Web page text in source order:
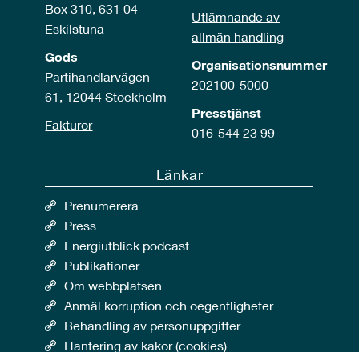
Box 310, 631 04
Eskilstuna
Gods
Partihandlarvägen
61, 12044 Stockholm
Fakturor
Utlämnande av
allmän handling
Organisationsnummer
202100-5000
Presstjänst
016-544 23 99
Länkar
Prenumerera
Press
Energiutblick podcast
Publikationer
Om webbplatsen
Anmäl korruption och oegentligheter
Behandling av personuppgifter
Hantering av kakor (cookies)